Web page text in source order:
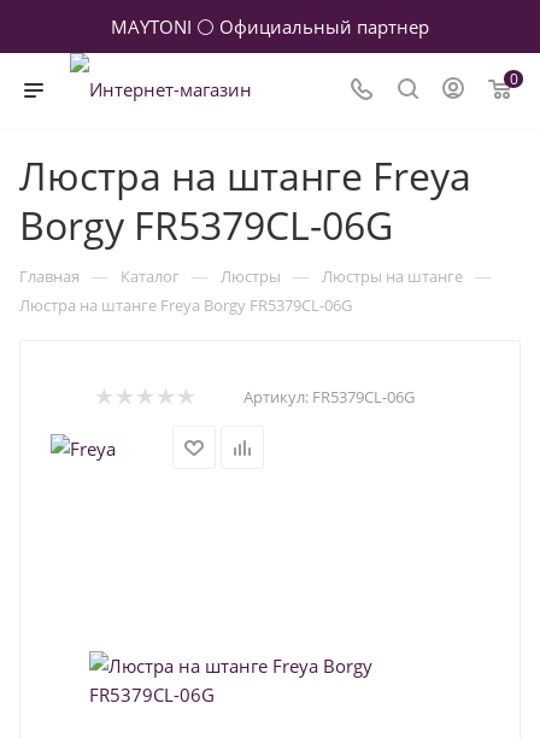
MAYTONI ⚪ Официальный партнер
0
Люстра на штанге Freya
Borgy FR5379CL-06G
Главная — Каталог — Люстры — Люстры на штанге —
Люстра на штанге Freya Borgy FR5379CL-06G
Артикул: FR5379CL-06G